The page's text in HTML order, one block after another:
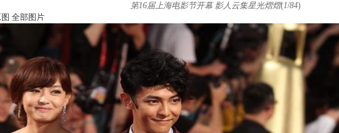
第16届上海电影节开幕 影人云集星光熠熠(1/84)
全部图片